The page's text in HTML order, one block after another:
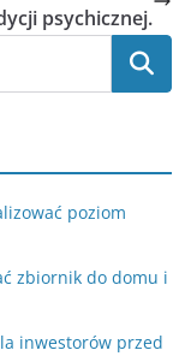
psychicznej.
poziom
zbiornik do domu i
inwestorów przed